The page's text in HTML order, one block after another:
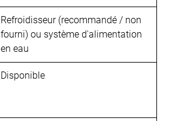
Refroidisseur (recommandé / non
fourni) ou système d'alimentation
en eau
Disponible